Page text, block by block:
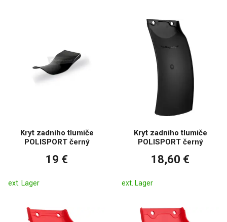
Kryt zadního tlumiče
POLISPORT černý
19 €
ext. Lager
Kryt zadního tlumiče
POLISPORT černý
18,60 €
ext. Lager